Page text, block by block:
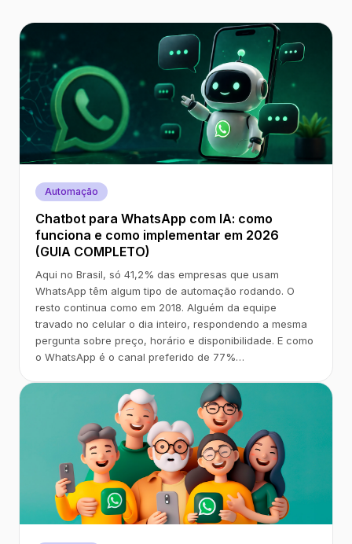
Automação
Chatbot para WhatsApp com IA: como
funciona e como implementar em 2026
(GUIA COMPLETO)
Aqui no Brasil, só 41,2% das empresas que usam
WhatsApp têm algum tipo de automação rodando. O
resto continua como em 2018. Alguém da equipe
travado no celular o dia inteiro, respondendo a mesma
pergunta sobre preço, horário e disponibilidade. E como
o WhatsApp é o canal preferido de 77%…